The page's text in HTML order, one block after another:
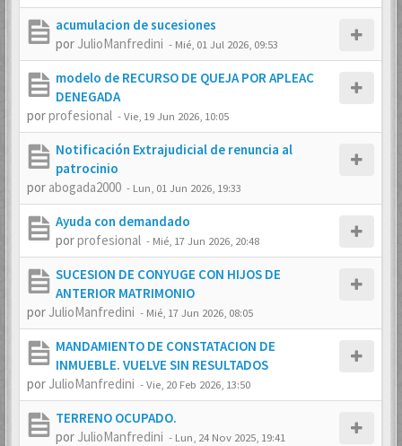
acumulacion de sucesiones
por JulioManfredini - Mié, 01 Jul 2026, 09:53
modelo de RECURSO DE QUEJA POR APLEAC
DENEGADA
porprofesional -Vie, 19 Jun 2026, 10:05
Notificación Extrajudicial de renuncia al
patrocinio
por abogada2000 - Lun, 01 Jun 2026, 19:33
Ayuda con demandado
porprofesional - Mié, 17 Jun 2026, 20:48
SUCESION DE CONYUGE CON HIJOS DE
ANTERIOR MATRIMONIO
por JulioManfredini - Mié, 17 Jun 2026, 08:05
MANDAMIENTO DE CONSTATACION DE
INMUEBLE. VUELVE SIN RESULTADOS
por JulioManfredini -Vie, 20 Feb 2026, 13:50
TERRENO OCUPADO.
por JulioManfredini - Lun, 24 Nov 2025, 19:41